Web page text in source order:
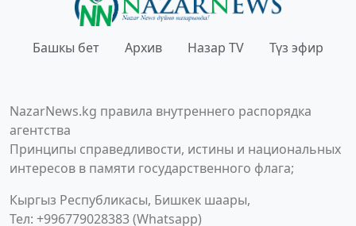
Башкы бет Архив Назар TV Түз эфир
NazarNews.kg правила внутреннего распорядка
агентства
Принципы справедливости, истины и национальных
интересов в памяти государственного флага;
Кыргыз Республикасы, Бишкек шаары,
Тел: +996779028383 (Whatsapp)